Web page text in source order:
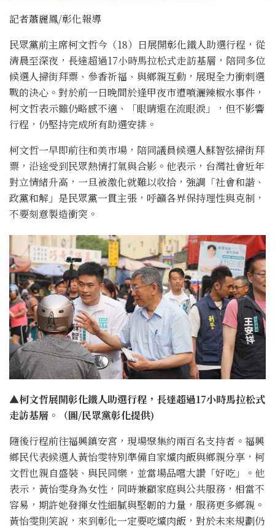
記者蕭麗鳳/彰化報導
民眾黨前主席柯文哲今（18）日展開彰化鐵人助選行程，從
清晨至深夜，長達超過17小時馬拉松式走訪基層，陪同多位
候選人掃街拜票、參香祈福、與鄉親互動，展現全力衝刺選
戰的決心。對於前一日晚間於逢甲夜市遭噴灑辣椒水事件，
柯文哲表示雖仍略感不適、「眼睛還在流眼淚」，但不影響
行程，仍堅持完成所有助選安排。
柯文哲一早即前往和美市場，陪同議員候選人蘇智弦掃街拜
票，沿途受到民眾熱情打氣與合影。他表示，台灣社會近年
對立情緒升高，一旦被激化就難以收拾，強調「社會和諧、
政黨和解」是民眾黨一貫主張，呼籲各界保持理性與克制，
不要刻意製造衝突。
▲柯文哲展開彰化鐵人助選行程，長達超過17小時馬拉松式
走訪基層。（圖/民眾黨彰化提供)
隨後行程前往福興鎮安宮，現場聚集約兩百名支持者。福興
鄉民代表候選人黃怡雯特別準備自家爌肉飯與鄉親分享，柯
文哲也親自盛裝、與民同樂，並當場品嚐大讚「好吃」。他
表示，黃怡雯身為女性，同時兼顧家庭與公共服務，相當不
容易，期許她發揮女性細膩與堅韌的力量，服務更多鄉親。
黃怡雯則笑說，來到彰化一定要吃爌肉飯，對於未來規劃仍